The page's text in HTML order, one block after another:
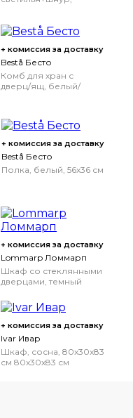
+ комиссия за доставку
Bestå Бесто
Комб для хран с
дверц/ящ, белый/
+ комиссия за доставку
Bestå Бесто
Полка, белый, 56x36 см
+ комиссия за доставку
Lommarp Ломмарп
Шкаф со стеклянными
дверцами, темный
см
+ комиссия за доставку
Ivar Ивар
Шкаф, сосна, 80x30x83
см 80x30x83 см